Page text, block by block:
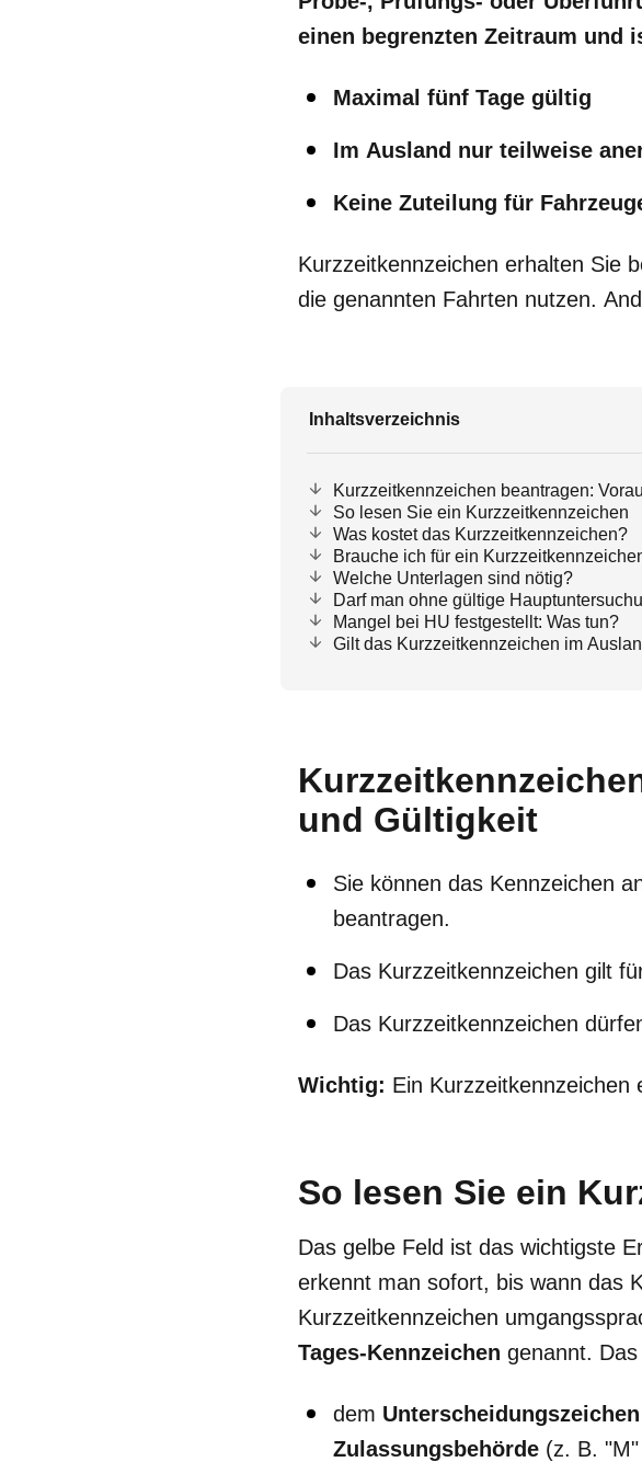
einen begrenzten Zeitraum und
Maximal fünf Tage gültig
Im Ausland nur teilweise
Keine Zuteilung für
Kurzzeitkennzeichen erhalten Sie
die genannten Fahrten nutzen.
Inhaltsverzeichnis
Kurzzeitkennzeichen beantragen:
So lesen Sie ein Kurzzeitkennzeichen
Was kostet das Kurzzeitkennzeichen?
Brauche ich für ein
Welche Unterlagen sind nötig?
Darf man ohne gültige
Mangel bei HU festgestellt: Was tun?
Gilt das Kurzzeitkennzeichen im
und Gültigkeit
Sie können das Kennzeichen
beantragen.
Das Kurzzeitkennzeichen gilt
Das Kurzzeitkennzeichen
Wichtig: Ein
So lesen Sie ein
Das gelbe Feld ist das wichtigste
erkennt man sofort, bis wann das
Kurzzeitkennzeichen
Tages-Kennzeichen genannt.
dem Unterscheidungszeichen
Zulassungsbehörde (z. B.